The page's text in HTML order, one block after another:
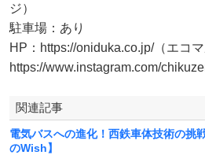
ジ）
駐車場：あり
HP：https://oniduka.co.jp/（エコ
https://www.instagram.com/
関連記事
電気バスへの進化！西鉄車体技術の挑
のWish】